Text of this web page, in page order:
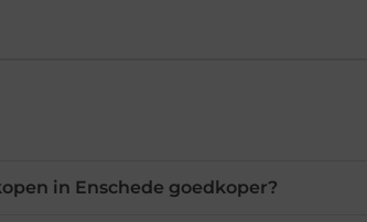
in Enschede goedkoper?